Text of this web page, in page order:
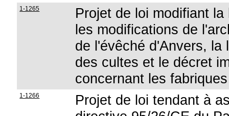
1-1265
Projet de loi modifiant
les modifications de
de l'évêché d'Anvers, la
des cultes et le décret
concernant les
1-1266
Projet de loi tendant à